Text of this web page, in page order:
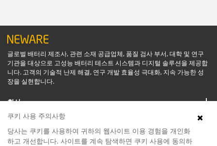
글로벌 배터리 제조사, 관련 소재 공급업체, 품질 검사 부서, 대학 및 연구
기관을 대상으로 고성능 배터리 테스트 시스템과 디지털 솔루션을 제공합
니다. 고객의 기술적 난제 해결, 연구 개발 효율성 극대화, 지속 가능한 성
장을 실현합니다.
회사
쿠키 사용 주의사항
당사는 쿠키를 사용하여 귀하의 웹사이트 이용 경험을 개인화
하고 개선합니다. 사이트를 계속 탐색하면 쿠키 사용에 동의하